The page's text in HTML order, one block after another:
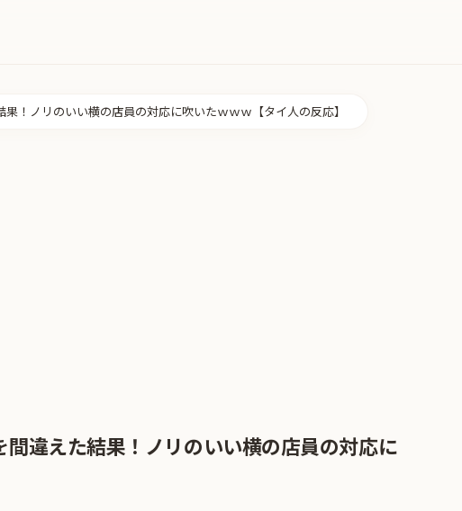
！ノリのいい横の店員の対応に吹いたｗｗｗ【タイ人の反応】
違えた結果！ノリのいい横の店員の対応に